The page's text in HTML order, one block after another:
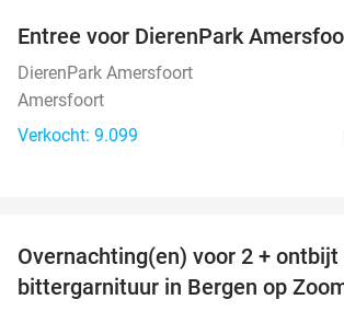
Entree voor DierenPark
DierenPark Amersfoort
Amersfoort
Verkocht: 9.099
Overnachting(en) voor 2 + ontbijt
bittergarnituur in Bergen op